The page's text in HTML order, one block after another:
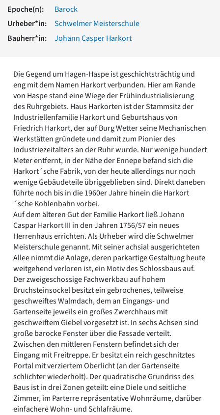
Romanik
Vorromanik
Römische Antike
Über uns
Fachbeirat
Freunde & Förderer
Kontakt
Impressum
Datenschutz
Suchbegriff eingeben
Epoche(n):
Barock
Urheber*in:
Schwelmer Meisterschule
Bauherr*in:
Johann Casper Harkort
Die Gegend um Hagen-Haspe ist geschichtsträchtig und
eng mit dem Namen Harkort verbunden. Hier am Rande
von Haspe stand eine Wiege der Frühindustrialisierung
des Ruhrgebiets. Haus Harkorten ist der Stammsitz der
Industriellenfamilie Harkort und Geburtshaus von
Friedrich Harkort, der auf Burg Wetter seine Mechanischen
Werkstätten gründete und damit zum Pionier des
Industriezeitalters an der Ruhr wurde. Nur wenige hundert
Meter entfernt, in der Nähe der Ennepe befand sich die
Harkort´sche Fabrik, von der heute allerdings nur noch
wenige Gebäudeteile übriggeblieben sind. Direkt daneben
führte noch bis in die 1960er Jahre hinein die Harkort
´sche Kohlenbahn vorbei.
Auf dem älteren Gut der Familie Harkort ließ Johann
Caspar Harkort III in den Jahren 1756/57 ein neues
Herrenhaus errichten. Als Urheber wird die Schwelmer
Meisterschule genannt. Mit seiner achsial ausgerichteten
Allee nimmt die Anlage, deren parkartige Gestaltung heute
weitgehend verloren ist, ein Motiv des Schlossbaus auf.
Der zweigeschossige Fachwerkbau auf hohem
Bruchsteinsockel besitzt ein gebrochenes, teilweise
geschweiftes Walmdach, dem an Eingangs- und
Gartenseite jeweils ein großes Zwerchhaus mit
geschweiftem Giebel vorgesetzt ist. In sechs Achsen sind
große barocke Fenster über die Fassade verteilt.
Zwischen den mittleren Fenstern befindet sich der
Eingang mit Freitreppe. Er besitzt ein reich geschnitztes
Portal mit verziertem Oberlicht (an der Gartenseite
schlichter wiederholt). Der quadratische Grundriss des
Baus ist in drei Zonen geteilt: eine Diele und seitliche
Zimmer, im Parterre repräsentative Wohnräume, darüber
einfachere Wohn- und Schlafräume.